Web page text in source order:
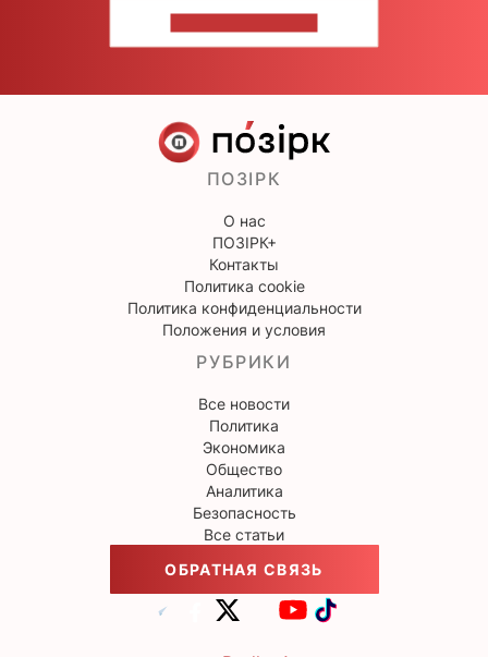
ПОЗІРК
О нас
ПОЗІРК+
Контакты
Политика cookie
Политика конфиденциальности
Положения и условия
РУБРИКИ
Все новости
Политика
Экономика
Общество
Аналитика
Безопасность
Все статьи
ОБРАТНАЯ СВЯЗЬ